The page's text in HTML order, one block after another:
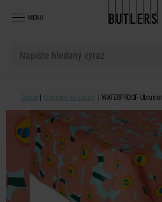
MENU
Domů Omyvatelné ubrusy WATERPROOF Ubrus